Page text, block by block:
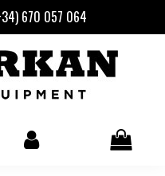
670 057 064